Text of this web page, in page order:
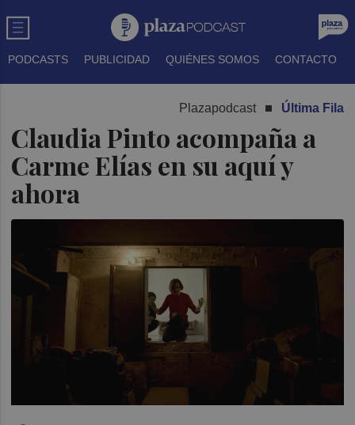
PODCASTS PUBLICIDAD QUIÉNES SOMOS CONTACTO
Plazapodcast Última Fila
Claudia Pinto acompaña a
Carme Elías en su aquí y
ahora